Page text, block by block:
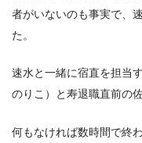
者がいないのも事実で、
た。
速水と一緒に宿直を担当
のりこ）と寿退職直前の
何もなければ数時間で終